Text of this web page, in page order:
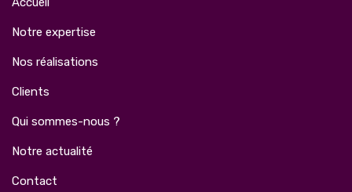
Notre expertise
Nos réalisations
Clients
Qui sommes-nous ?
Notre actualité
Contact